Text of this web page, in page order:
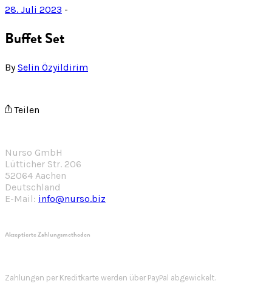
28. Juli 2023 -
Buffet Set
BySelin Özyildirim
Teilen
Nurso GmbH
Lütticher Str. 206
52064 Aachen
Deutschland
E-Mail: info@nurso.biz
Akzeptierte Zahlungsmethoden
Zahlungen per Kreditkarte werden über PayPal abgewickelt.